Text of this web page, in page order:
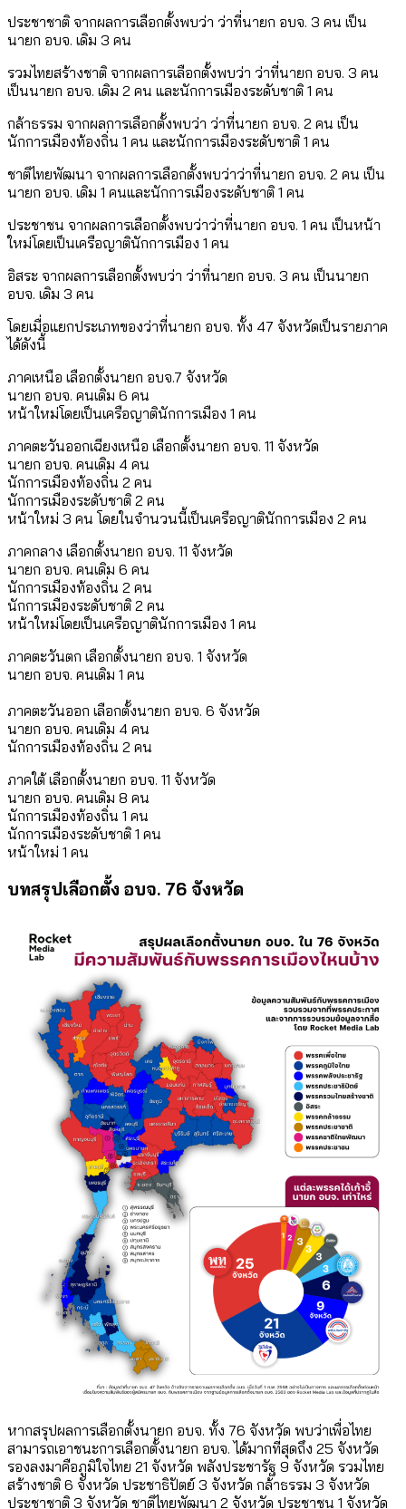
ประชาชาติ จากผลการเลือกตั้งพบว่า ว่าที่นายก อบจ. 3 คน เป็น
นายก อบจ. เดิม 3 คน
รวมไทยสร้างชาติ จากผลการเลือกตั้งพบว่า ว่าที่นายก อบจ. 3 คน
เป็นนายก อบจ. เดิม 2 คน และนักการเมืองระดับชาติ 1 คน
กล้าธรรม จากผลการเลือกตั้งพบว่า ว่าที่นายก อบจ. 2 คน เป็น
นักการเมืองท้องถิ่น 1 คน และนักการเมืองระดับชาติ 1 คน
ชาติไทยพัฒนา จากผลการเลือกตั้งพบว่าว่าที่นายก อบจ. 2 คน เป็น
นายก อบจ. เดิม 1 คนและนักการเมืองระดับชาติ 1 คน
ประชาชน จากผลการเลือกตั้งพบว่าว่าที่นายก อบจ. 1 คน เป็นหน้า
ใหม่โดยเป็นเครือญาตินักการเมือง 1 คน
อิสระ จากผลการเลือกตั้งพบว่า ว่าที่นายก อบจ. 3 คน เป็นนายก
อบจ. เดิม 3 คน
โดยเมื่อแยกประเภทของว่าที่นายก อบจ. ทั้ง 47 จังหวัดเป็นรายภาค
ได้ดังนี้
ภาคเหนือ เลือกตั้งนายก อบจ.7 จังหวัด
นายก อบจ. คนเดิม 6 คน
หน้าใหม่โดยเป็นเครือญาตินักการเมือง 1 คน
ภาคตะวันออกเฉียงเหนือ เลือกตั้งนายก อบจ. 11 จังหวัด
นายก อบจ. คนเดิม 4 คน
นักการเมืองท้องถิ่น 2 คน
นักการเมืองระดับชาติ 2 คน
หน้าใหม่ 3 คน โดยในจำนวนนี้เป็นเครือญาตินักการเมือง 2 คน
ภาคกลาง เลือกตั้งนายก อบจ. 11 จังหวัด
นายก อบจ. คนเดิม 6 คน
นักการเมืองท้องถิ่น 2 คน
นักการเมืองระดับชาติ 2 คน
หน้าใหม่โดยเป็นเครือญาตินักการเมือง 1 คน
ภาคตะวันตก เลือกตั้งนายก อบจ. 1 จังหวัด
นายก อบจ. คนเดิม 1 คน
ภาคตะวันออก เลือกตั้งนายก อบจ. 6 จังหวัด
นายก อบจ. คนเดิม 4 คน
นักการเมืองท้องถิ่น 2 คน
ภาคใต้ เลือกตั้งนายก อบจ. 11 จังหวัด
นายก อบจ. คนเดิม 8 คน
นักการเมืองท้องถิ่น 1 คน
นักการเมืองระดับชาติ 1 คน
หน้าใหม่ 1 คน
บทสรุปเลือกตั้ง อบจ. 76 จังหวัด
หากสรุปผลการเลือกตั้งนายก อบจ. ทั้ง 76 จังหวัด พบว่าเพื่อไทย
สามารถเอาชนะการเลือกตั้งนายก อบจ. ได้มากที่สุดถึง 25 จังหวัด
รองลงมาคือภูมิใจไทย 21 จังหวัด พลังประชารัฐ 9 จังหวัด รวมไทย
สร้างชาติ 6 จังหวัด ประชาธิปัตย์ 3 จังหวัด กล้าธรรม 3 จังหวัด
ประชาชาติ 3 จังหวัด ชาติไทยพัฒนา 2 จังหวัด ประชาชน 1 จังหวัด